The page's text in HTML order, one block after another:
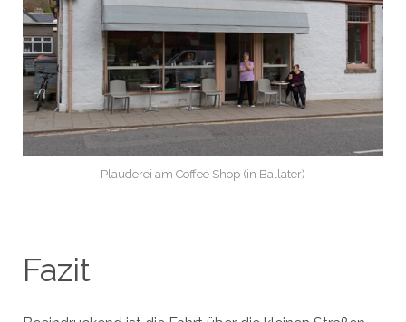
Plauderei am Coffee Shop (in Ballater)
Fazit